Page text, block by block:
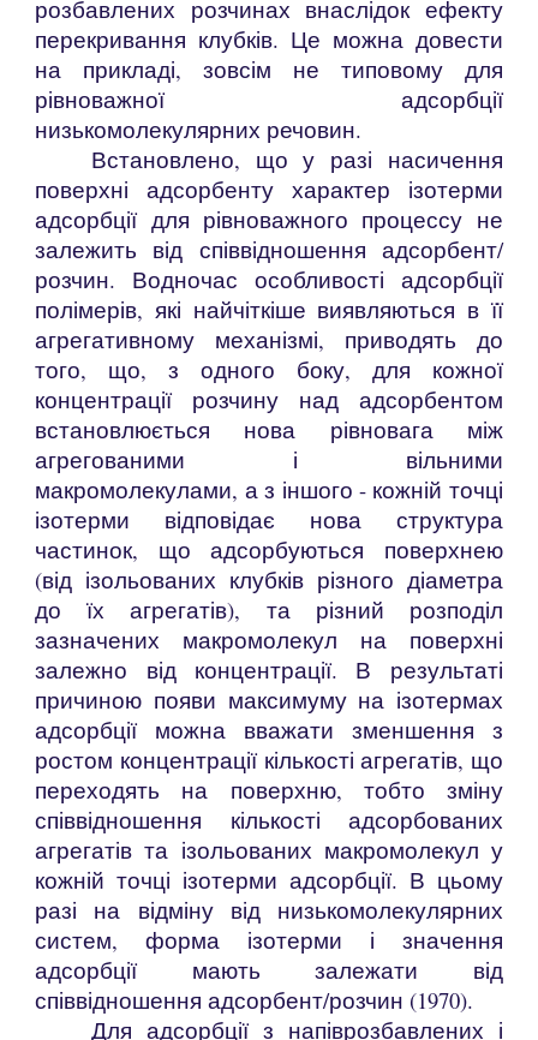
розбавлених розчинах внаслідок ефекту
перекривання клубків. Це можна довести
на прикладі, зовсім не типовому для
рівноважної адсорбції
низькомолекулярних речовин.
Встановлено, що у разі насичення
поверхні адсорбенту характер ізотерми
адсорбції для рівноважного процессу не
залежить від співвідношення адсорбент/
розчин. Водночас особливості адсорбції
полімерів, які найчіткіше виявляються в її
агрегативному механізмі, приводять до
того, що, з одного боку, для кожної
концентрації розчину над адсорбентом
встановлюється нова рівновага між
агрегованими і вільними
макромолекулами, а з іншого - кожній точці
ізотерми відповідає нова структура
частинок, що адсорбуються поверхнею
(від ізольованих клубків різного діаметра
до їх агрегатів), та різний розподіл
зазначених макромолекул на поверхні
залежно від концентрації. В результаті
причиною появи максимуму на ізотермах
адсорбції можна вважати зменшення з
ростом концентрації кількості агрегатів, що
переходять на поверхню, тобто зміну
співвідношення кількості адсорбованих
агрегатів та ізольованих макромолекул у
кожній точці ізотерми адсорбції. В цьому
разі на відміну від низькомолекулярних
систем, форма ізотерми і значення
адсорбції мають залежати від
співвідношення адсорбент/розчин (1970).
Для адсорбції з напіврозбавлених і